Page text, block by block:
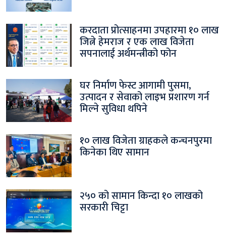
करदाता प्रोत्साहनमा उपहारमा १० लाख
जित्ने हेमराज र एक लाख विजेता
सपनालाई अर्थमन्त्रीको फोन
घर निर्माण फेस्ट आगामी पुसमा,
उत्पादन र सेवाको लाइभ प्रशारण गर्न
मिल्ने सुविधा थपिने
१० लाख विजेता ग्राहकले कन्चनपुरमा
किनेका थिए सामान
२५० को सामान किन्दा १० लाखको
सरकारी चिट्टा